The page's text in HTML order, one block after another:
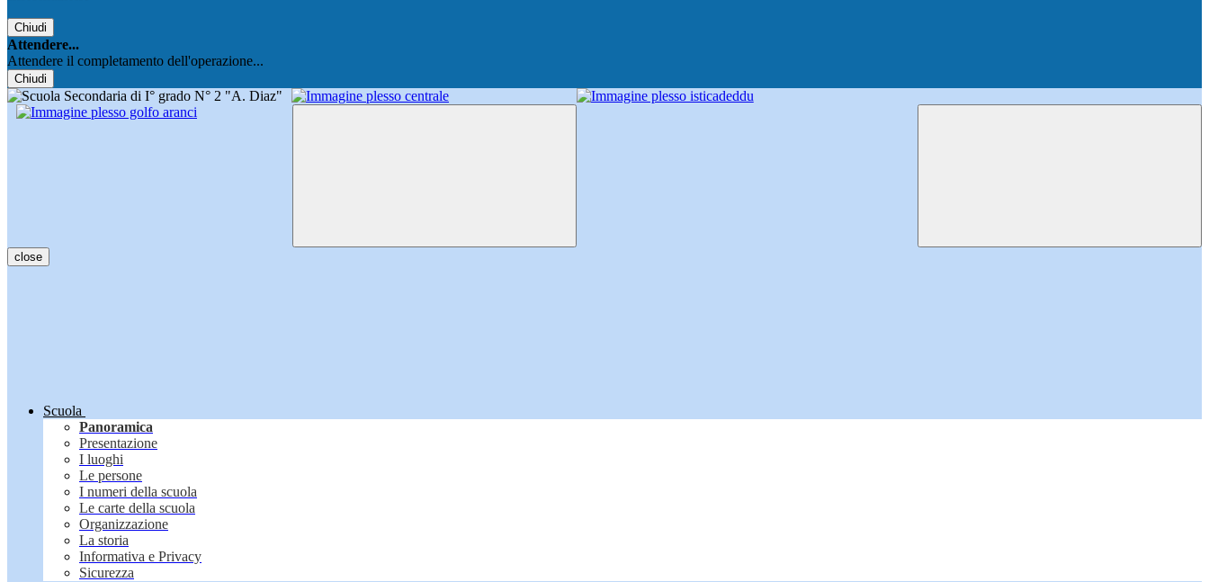
Chiudi
Attendere...
Attendere il completamento dell'operazione...
Chiudi
close
Scuola
Panoramica
Presentazione
I luoghi
Le persone
I numeri della scuola
Le carte della scuola
Organizzazione
La storia
Informativa e Privacy
Sicurezza